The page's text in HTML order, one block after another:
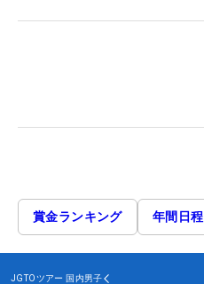
賞金ランキング 年間日程
JGTOツアー 国内男子